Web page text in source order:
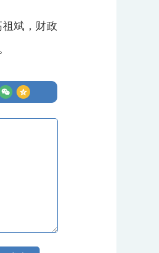
斌，财政